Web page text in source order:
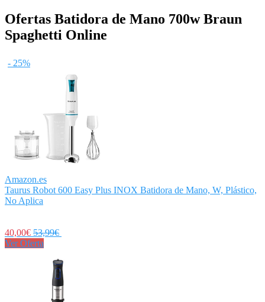
Ofertas Batidora de Mano 700w Braun
Spaghetti Online
- 25%
Amazon.es
Taurus Robot 600 Easy Plus INOX Batidora de Mano, W, Plástico,
No Aplica
40,00€ 53,99€
Ver Oferta